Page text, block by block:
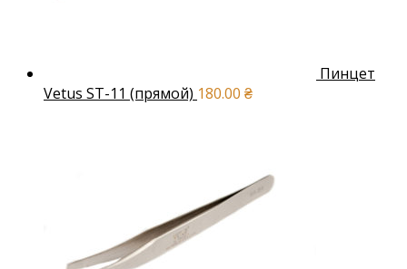
Пинцет
Vetus ST-11 (прямой) 180.00 ₴